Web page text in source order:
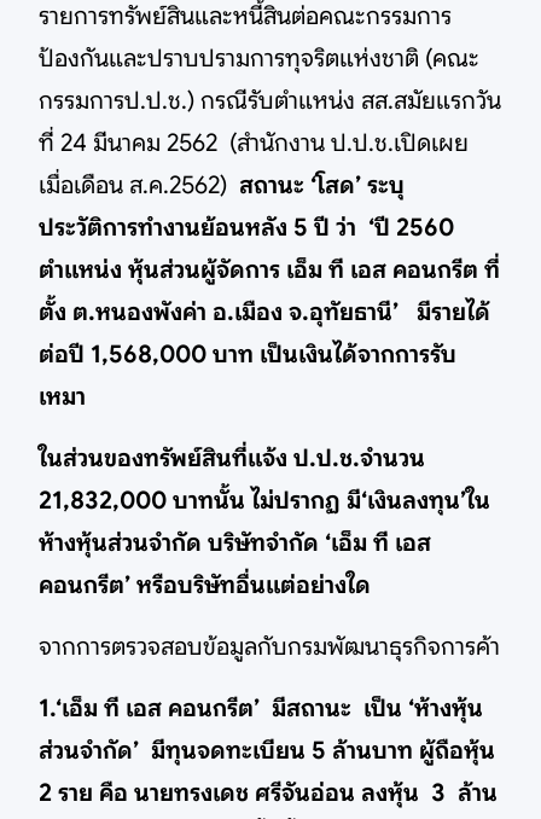
รายการทรัพย์สินและหนี้สินต่อคณะกรรมการ
ป้องกันและปราบปรามการทุจริตแห่งชาติ (คณะ
กรรมการป.ป.ช.) กรณีรับตำแหน่ง สส.สมัยแรกวัน
ที่ 24 มีนาคม 2562 (สำนักงาน ป.ป.ช.เปิดเผย
เมื่อเดือน ส.ค.2562) สถานะ ‘โสด’ ระบุ
ประวัติการทำงานย้อนหลัง 5 ปี ว่า ‘ปี 2560
ตำแหน่ง หุ้นส่วนผู้จัดการ เอ็ม ที เอส คอนกรีต ที่
ตั้ง ต.หนองพังค่า อ.เมือง จ.อุทัยธานี’ มีรายได้
ต่อปี 1,568,000 บาท เป็นเงินได้จากการรับ
เหมา
ในส่วนของทรัพย์สินที่แจ้ง ป.ป.ช.จำนวน
21,832,000 บาทนั้น ไม่ปรากฏ มี‘เงินลงทุน’ใน
ห้างหุ้นส่วนจำกัด บริษัทจำกัด ‘เอ็ม ที เอส
คอนกรีต’ หรือบริษัทอื่นแต่อย่างใด
จากการตรวจสอบข้อมูลกับกรมพัฒนาธุรกิจการค้า
1.‘เอ็ม ที เอส คอนกรีต’ มีสถานะ เป็น ‘ห้างหุ้น
ส่วนจำกัด’ มีทุนจดทะเบียน 5 ล้านบาท ผู้ถือหุ้น
2 ราย คือ นายทรงเดช ศรีจันอ่อน ลงหุ้น 3 ล้าน